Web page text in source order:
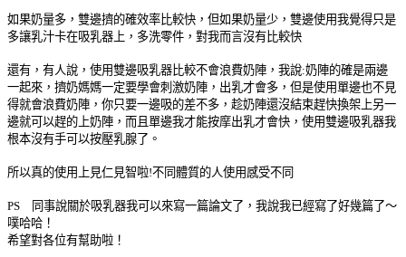
如果奶量多，雙邊擠的確效率比較快，但如果奶量少，雙邊使用我覺得只是
多讓乳汁卡在吸乳器上，多洗零件，對我而言沒有比較快
還有，有人說，使用雙邊吸乳器比較不會浪費奶陣，我說:奶陣的確是兩邊
一起來，擠奶媽媽一定要學會刺激奶陣，出乳才會多，但是使用單邊也不見
得就會浪費奶陣，你只要一邊吸的差不多，趁奶陣還沒結束趕快換架上另一
邊就可以趕的上奶陣，而且單邊我才能按摩出乳才會快，使用雙邊吸乳器我
根本沒有手可以按壓乳腺了。
所以真的使用上見仁見智啦!不同體質的人使用感受不同
PS 同事說關於吸乳器我可以來寫一篇論文了，我說我已經寫了好幾篇了～
噗哈哈！
希望對各位有幫助啦！